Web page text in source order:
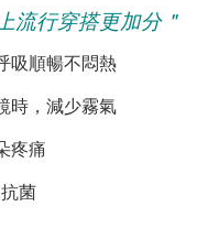
流行穿搭更加分＂
吸順暢不悶熱
時，減少霧氣
疼痛
菌